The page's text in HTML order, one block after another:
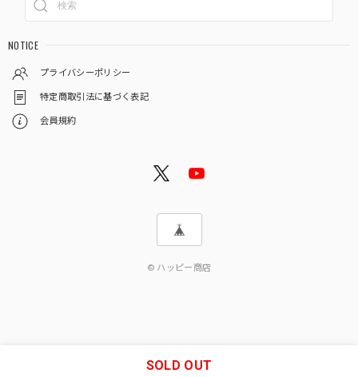
NOTICE
プライバシーポリシー
特定商取引法に基づく表記
会員規約
© ハッピー商店
SOLD OUT